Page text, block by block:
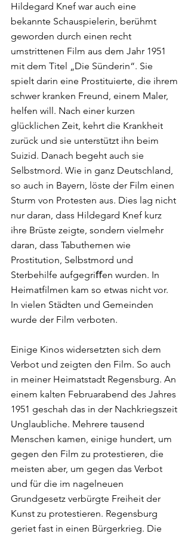
Hildegard Knef war auch eine
bekannte Schauspielerin, berühmt
geworden durch einen recht
umstrittenen Film aus dem Jahr 1951
mit dem Titel „Die Sünderin“. Sie
spielt darin eine Prostituierte, die ihrem
schwer kranken Freund, einem Maler,
helfen will. Nach einer kurzen
glücklichen Zeit, kehrt die Krankheit
zurück und sie unterstützt ihn beim
Suizid. Danach begeht auch sie
Selbstmord. Wie in ganz Deutschland,
so auch in Bayern, löste der Film einen
Sturm von Protesten aus. Dies lag nicht
nur daran, dass Hildegard Knef kurz
ihre Brüste zeigte, sondern vielmehr
daran, dass Tabuthemen wie
Prostitution, Selbstmord und
Sterbehilfe aufgegriﬀen wurden. In
Heimatfilmen kam so etwas nicht vor.
In vielen Städten und Gemeinden
wurde der Film verboten.
Einige Kinos widersetzten sich dem
Verbot und zeigten den Film. So auch
in meiner Heimatstadt Regensburg. An
einem kalten Februarabend des Jahres
1951 geschah das in der Nachkriegszeit
Unglaubliche. Mehrere tausend
Menschen kamen, einige hundert, um
gegen den Film zu protestieren, die
meisten aber, um gegen das Verbot
und für die im nagelneuen
Grundgesetz verbürgte Freiheit der
Kunst zu protestieren. Regensburg
geriet fast in einen Bürgerkrieg. Die